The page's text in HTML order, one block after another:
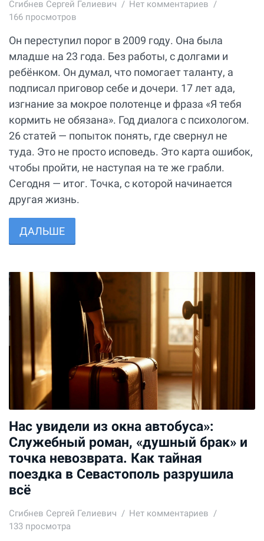
Сгибнев Сергей Гелиевич
Нет комментариев
166 просмотров
Он переступил порог в 2009 году. Она была
младше на 23 года. Без работы, с долгами и
ребёнком. Он думал, что помогает таланту, а
подписал приговор себе и дочери. 17 лет ада,
изгнание за мокрое полотенце и фраза «Я тебя
кормить не обязана». Год диалога с психологом.
26 статей — попыток понять, где свернул не
туда. Это не просто исповедь. Это карта ошибок,
чтобы пройти, не наступая на те же грабли.
Сегодня — итог. Точка, с которой начинается
другая жизнь.
ДАЛЬШЕ
Нас увидели из окна автобуса»:
Служебный роман, «душный брак» и
точка невозврата. Как тайная
поездка в Севастополь разрушила
всё
Сгибнев Сергей Гелиевич
Нет комментариев
133 просмотра